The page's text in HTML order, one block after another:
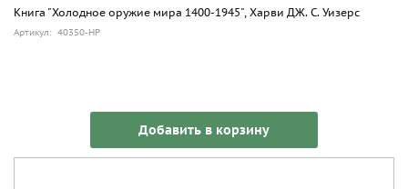
Книга "Холодное оружие мира 1400-1945", Харви ДЖ. С. Уизерс
Артикул: 40350-HP
Добавить в корзину